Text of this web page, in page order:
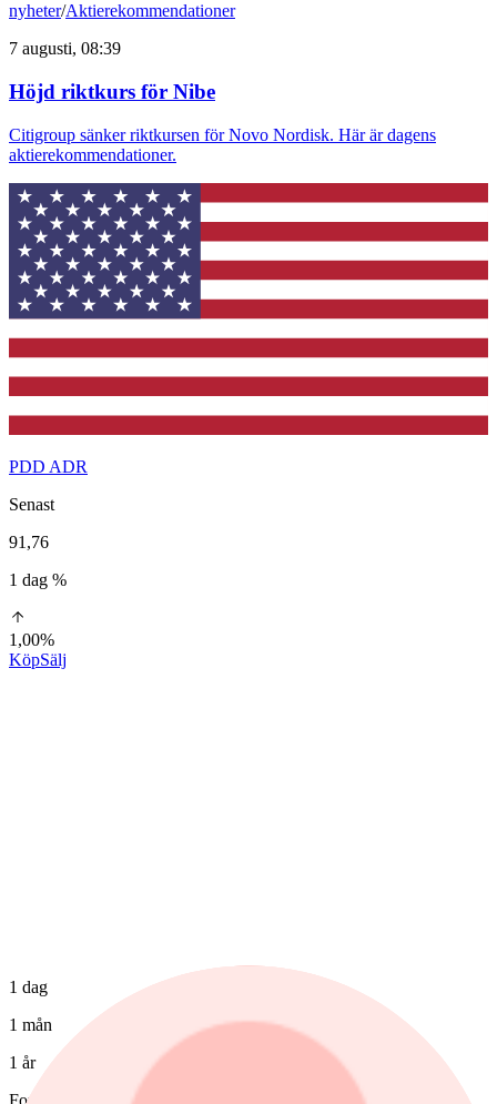
nyheter/Aktierekommendationer
7 augusti, 08:39
Höjd riktkurs för Nibe
Citigroup sänker riktkursen för Novo Nordisk. Här är dagens
aktierekommendationer.
PDD ADR
Senast
91,76
1 dag %
1,00%
KöpSälj
1 dag
1 mån
1 år
Fonder